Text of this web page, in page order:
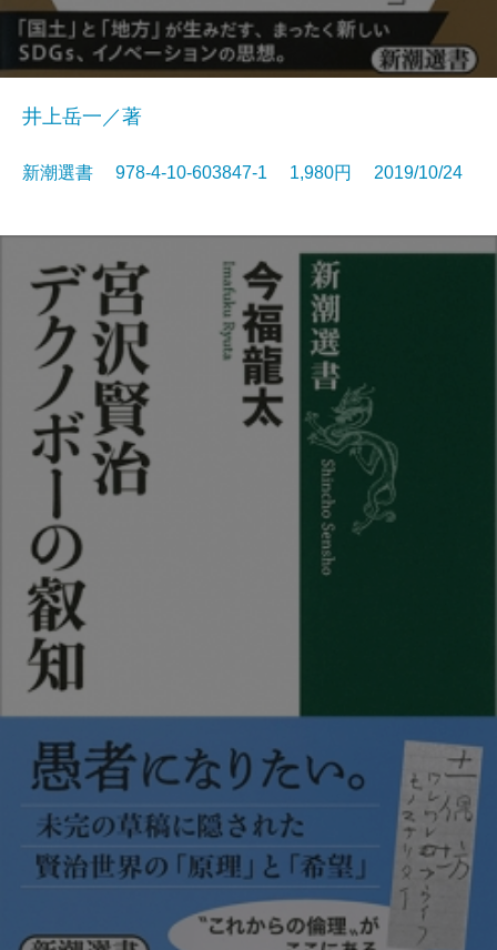
井上岳一／著
新潮選書 978-4-10-603847-1 1,980円 2019/10/24